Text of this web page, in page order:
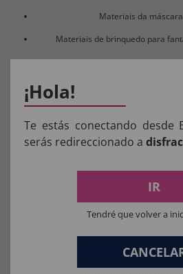
Materiais da
Materiais de brinquedo para
Todos os produtos
menores de 36 meses devem
Manter longe
O QUE OS
¡Hola!
Te estás conectando desde
serás redireccionado a
IR
Tendré que volver a